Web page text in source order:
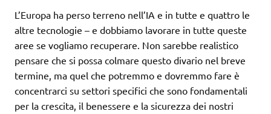
L’Europa ha perso terreno nell’IA e in tutte e quattro le
altre tecnologie – e dobbiamo lavorare in tutte queste
aree se vogliamo recuperare. Non sarebbe realistico
pensare che si possa colmare questo divario nel breve
termine, ma quel che potremmo e dovremmo fare è
concentrarci su settori specifici che sono fondamentali
per la crescita, il benessere e la sicurezza dei nostri